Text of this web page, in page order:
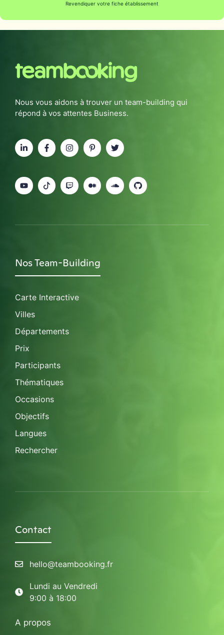
Revendiquer votre fiche établissement
Nous vous aidons à trouver un team-building qui
répond à vos attentes Business.
Nos Team-Building
Carte Interactive
Villes
Départements
Prix
Participants
Thématiques
Occasions
Objectifs
Langues
Rechercher
Contact
hello@teambooking.fr
Lundi au Vendredi
9:00 à 18:00
A propos